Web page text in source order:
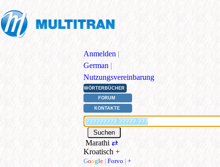
Anmelden |
German |
Nutzungsvereinbarung
WÖRTERBÜCHER
FORUM
KONTAKTE
Marathi ⇄
Kroatisch +
Google | Forvo | +